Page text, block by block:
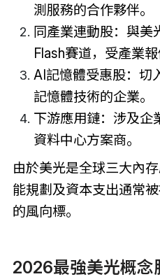
測服務的合作夥伴。
同產業連動股：與
Flash賽道，受產業報
AI記憶體受惠股：切
記憶體技術的企業。
下游應用鏈：涉及企
資料中心方案商。
由於美光是全球三大內
能規劃及資本支出通常
的風向標。
2026最強美光概念